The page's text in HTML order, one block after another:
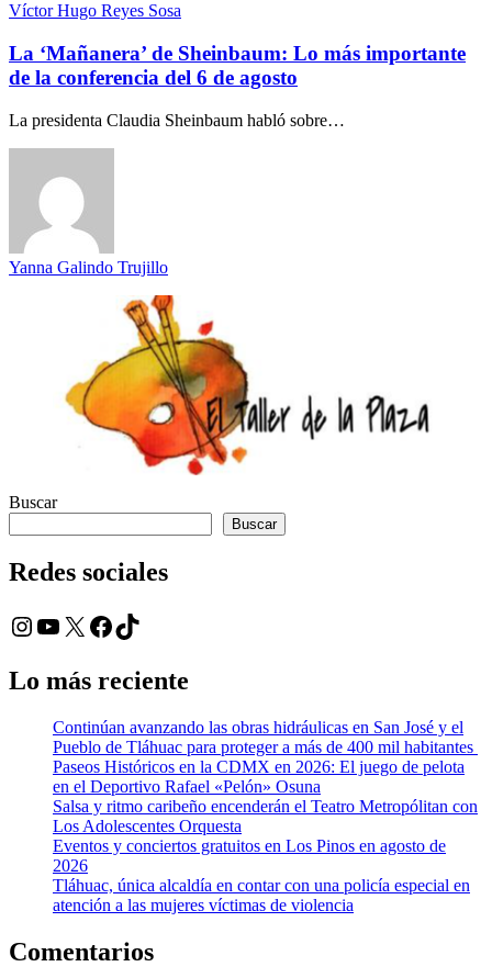
Víctor Hugo Reyes Sosa
La ‘Mañanera’ de Sheinbaum: Lo más importante
de la conferencia del 6 de agosto
La presidenta Claudia Sheinbaum habló sobre…
Yanna Galindo Trujillo
Buscar
Buscar
Redes sociales
Instagram
YouTube
X Facebook
TikTok
Lo más reciente
Continúan avanzando las obras hidráulicas en San José y el
Pueblo de Tláhuac para proteger a más de 400 mil habitantes
Paseos Históricos en la CDMX en 2026: El juego de pelota
en el Deportivo Rafael «Pelón» Osuna
Salsa y ritmo caribeño encenderán el Teatro Metropólitan con
Los Adolescentes Orquesta
Eventos y conciertos gratuitos en Los Pinos en agosto de
2026
Tláhuac, única alcaldía en contar con una policía especial en
atención a las mujeres víctimas de violencia
Comentarios